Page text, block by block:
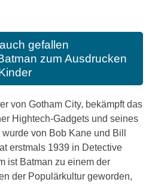
gefallen
zum Ausdrucken
von Gotham City, bekämpft das
Hightech-Gadgets und seines
von Bob Kane und Bill
erstmals 1939 in Detective
ist Batman zu einem der
der Populärkultur geworden,